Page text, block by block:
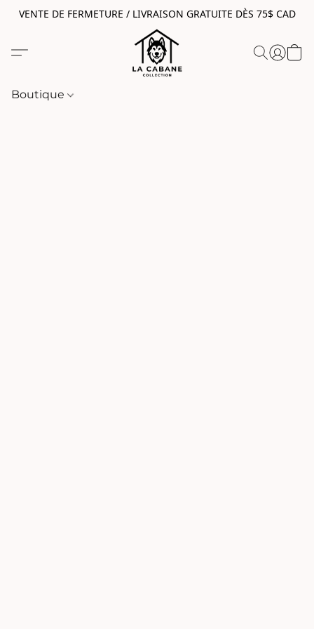
VENTE DE FERMETURE / LIVRAISON GRATUITE DÈS 75$ CAD
Boutique